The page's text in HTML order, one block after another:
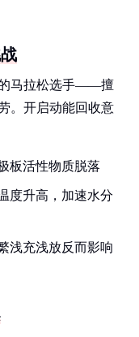
的马拉松选手——擅
。开启动能回收意
板活性物质脱落
度升高，加速水分
浅充浅放反而影响